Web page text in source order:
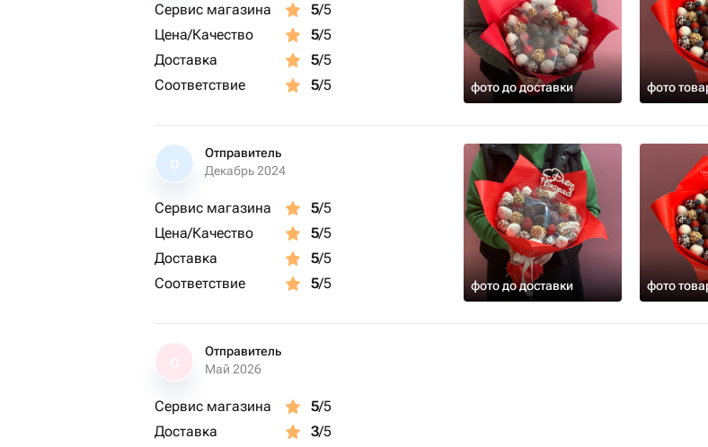
Сервис магазина 5/5
Цена/Качество
5/5
Доставка
5/5
Соответствие
5/5 фото до доставки фото
О
Отправитель
Декабрь 2024
Сервис магазина 5/5
Цена/Качество
5/5
Доставка
5/5
Соответствие
5/5 фото до доставки фото
Отправитель
Май 2026
Сервис магазина 5/5
Доставка
3/5